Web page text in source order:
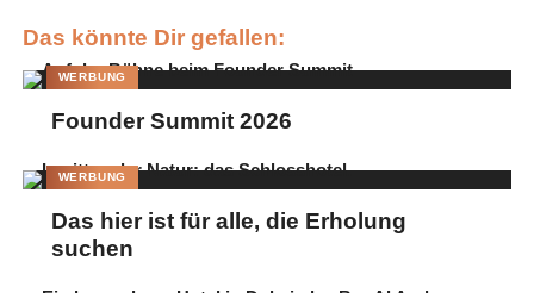
Das könnte Dir gefallen:
WERBUNG
Founder Summit 2026
WERBUNG
Das hier ist für alle, die Erholung
suchen